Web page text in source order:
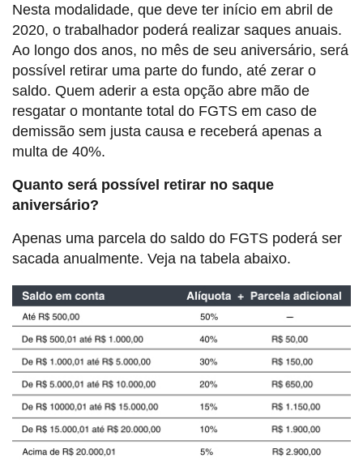
Nesta modalidade, que deve ter início em abril de
2020, o trabalhador poderá realizar saques anuais.
Ao longo dos anos, no mês de seu aniversário, será
possível retirar uma parte do fundo, até zerar o
saldo. Quem aderir a esta opção abre mão de
resgatar o montante total do FGTS em caso de
demissão sem justa causa e receberá apenas a
multa de 40%.
Quanto será possível retirar no saque
aniversário?
Apenas uma parcela do saldo do FGTS poderá ser
sacada anualmente. Veja na tabela abaixo.